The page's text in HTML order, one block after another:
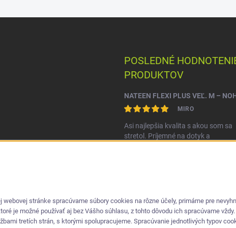
POSLEDNÉ
PRODUKTOV
MIRO
Asi najlepšia kvalita s akou som sa
stretol. Príjemné na dotyk a
stránke spracúvame súbory cookies na rôzne účely, primárne pre
je možné používať aj bez Vášho súhlasu, z tohto dôvodu ich spracúvame
tretích strán, s ktorými spolupracujeme. Spracúvanie jednotlivých typov